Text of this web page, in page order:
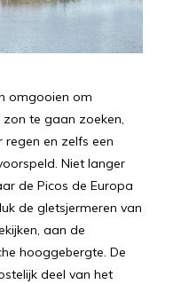
omgooien om
te gaan zoeken,
en zelfs een
Niet langer
de Picos de Europa
de gletsjermeren van
aan de
hooggebergte. De
deel van het